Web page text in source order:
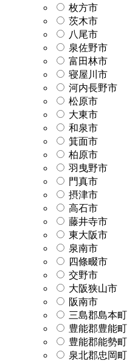
枚方市
茨木市
八尾市
泉佐野市
富田林市
寝屋川市
河内長野市
松原市
大東市
和泉市
箕面市
柏原市
羽曳野市
門真市
摂津市
高石市
藤井寺市
東大阪市
泉南市
四條畷市
交野市
大阪狭山市
阪南市
三島郡島本町
豊能郡豊能町
豊能郡能勢町
泉北郡忠岡町